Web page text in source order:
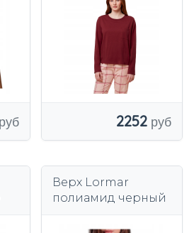
пижамный топ
2252
Верх Lormar
полиамид черный